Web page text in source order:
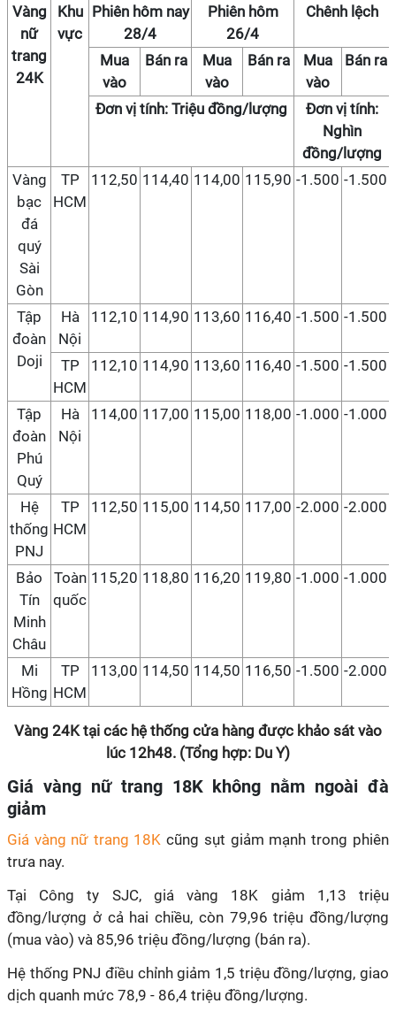
Vàng
nữ
trang
24K
Khu
vực
Phiên hôm nay
28/4
Phiên hôm
26/4
Chênh lệch
Mua
vào
Bán ra
Mua
vào
Bán ra
Mua
vào
Bán ra
Đơn vị tính: Triệu đồng/lượng
Đơn vị tính:
Nghìn
đồng/lượng
Vàng
bạc
đá
quý
Sài
Gòn
TP
HCM
112,50 114,40 114,00 115,90 -1.500 -1.500
Tập
đoàn
Doji
Hà
Nội
112,10 114,90 113,60 116,40 -1.500 -1.500
TP
HCM
112,10 114,90 113,60 116,40 -1.500 -1.500
Tập
đoàn
Phú
Quý
Hà
Nội
114,00 117,00 115,00 118,00 -1.000 -1.000
Hệ
thống
PNJ
TP
HCM
112,50 115,00 114,50 117,00 -2.000 -2.000
Bảo
Tín
Minh
Châu
Toàn
quốc
115,20 118,80 116,20 119,80 -1.000 -1.000
Mi
Hồng
TP
HCM
113,00 114,50 114,50 116,50 -1.500 -2.000
Vàng 24K tại các hệ thống cửa hàng được khảo sát vào
lúc 12h48. (Tổng hợp: Du Y)
Giá vàng nữ trang 18K không nằm ngoài đà
giảm
Giá vàng nữ trang 18K cũng sụt giảm mạnh trong phiên
trưa nay.
Tại Công ty SJC, giá vàng 18K giảm 1,13 triệu
đồng/lượng ở cả hai chiều, còn 79,96 triệu đồng/lượng
(mua vào) và 85,96 triệu đồng/lượng (bán ra).
Hệ thống PNJ điều chỉnh giảm 1,5 triệu đồng/lượng, giao
dịch quanh mức 78,9 - 86,4 triệu đồng/lượng.